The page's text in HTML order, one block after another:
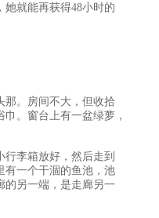
就能再获得48小时的
。房间不大，但收拾
。窗台上有一盆绿萝，
李箱放好，然后走到
一个干涸的鱼池，池
的另一端，是走廊另一